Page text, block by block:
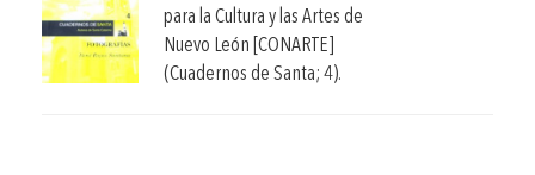
para la Cultura y las Artes de
Nuevo León [CONARTE]
(Cuadernos de Santa; 4).